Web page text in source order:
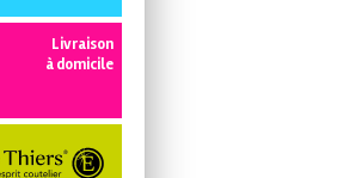
Livraison
à domicile